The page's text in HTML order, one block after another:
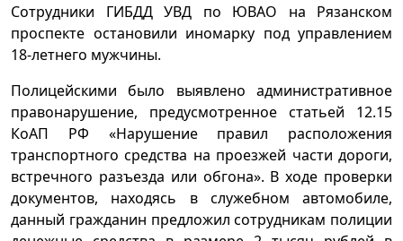
Сотрудники ГИБДД УВД по ЮВАО на Рязанском
проспекте остановили иномарку под управлением
18-летнего мужчины.
Полицейскими было выявлено административное
правонарушение, предусмотренное статьей 12.15
КоАП РФ «Нарушение правил расположения
транспортного средства на проезжей части дороги,
встречного разъезда или обгона». В ходе проверки
документов, находясь в служебном автомобиле,
данный гражданин предложил сотрудникам полиции